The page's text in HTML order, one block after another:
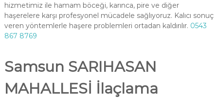
hizmetimiz ile hamam böceği, karınca, pire ve diğer
haşerelere karşı profesyonel mücadele sağlıyoruz. Kalıcı sonuç
veren yöntemlerle haşere problemleri ortadan kaldırılır. 0543
867 8769
Samsun SARIHASAN
MAHALLESİ İlaçlama